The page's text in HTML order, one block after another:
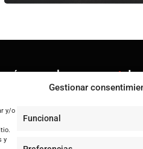
Gestionar
y/o
y
Funcional
populares Lo